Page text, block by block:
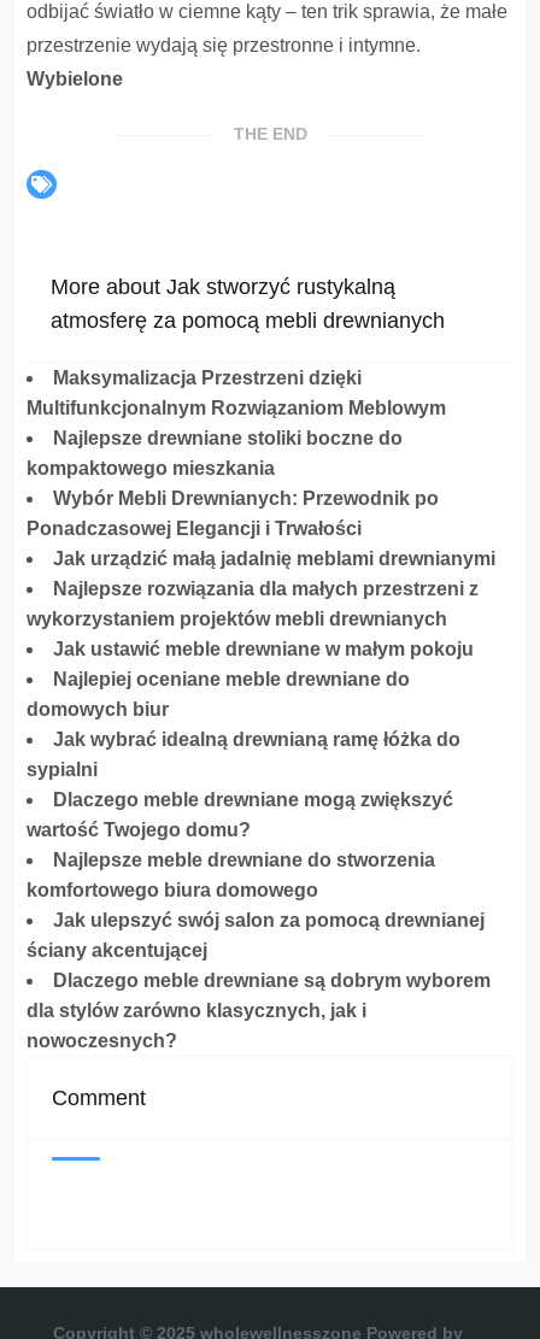
odbijać światło w ciemne kąty – ten trik sprawia, że małe
przestrzenie wydają się przestronne i intymne.
Wybielone
THE END
More about Jak stworzyć rustykalną
atmosferę za pomocą mebli drewnianych
Maksymalizacja Przestrzeni dzięki
Multifunkcjonalnym Rozwiązaniom Meblowym
Najlepsze drewniane stoliki boczne do
kompaktowego mieszkania
Wybór Mebli Drewnianych: Przewodnik po
Ponadczasowej Elegancji i Trwałości
Jak urządzić małą jadalnię meblami drewnianymi
Najlepsze rozwiązania dla małych przestrzeni z
wykorzystaniem projektów mebli drewnianych
Jak ustawić meble drewniane w małym pokoju
Najlepiej oceniane meble drewniane do
domowych biur
Jak wybrać idealną drewnianą ramę łóżka do
sypialni
Dlaczego meble drewniane mogą zwiększyć
wartość Twojego domu?
Najlepsze meble drewniane do stworzenia
komfortowego biura domowego
Jak ulepszyć swój salon za pomocą drewnianej
ściany akcentującej
Dlaczego meble drewniane są dobrym wyborem
dla stylów zarówno klasycznych, jak i
nowoczesnych?
Comment
Copyright © 2025 wholewellnesszone Powered by